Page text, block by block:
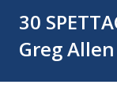
30
Greg Allen